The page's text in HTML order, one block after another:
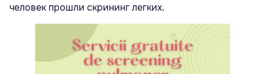
человек прошли скрининг легких.